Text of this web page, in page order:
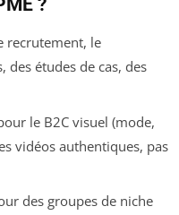
?
recrutement, le
des études de cas, des
le B2C visuel (mode,
vidéos authentiques, pas
des groupes de niche